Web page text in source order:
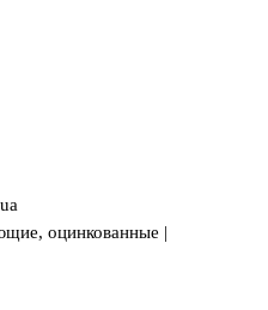
оцинкованные |